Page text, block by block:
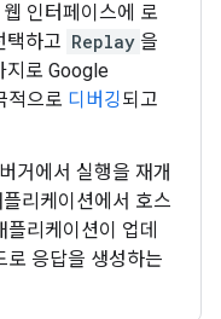
인터페이스에 로
택하고 Replay 을
지로 Google
적으로 디버깅되고
거에서 실행을 재개
플리케이션에서 호스
리케이션이 업데
로 응답을 생성하는